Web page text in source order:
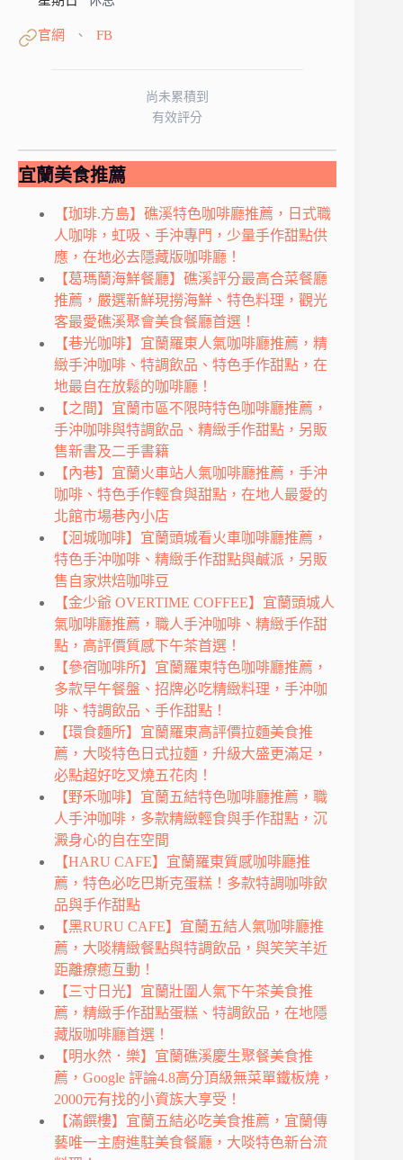
官網 、 FB
尚未累積到
有效評分
宜蘭美食推薦
【珈琲.方島】礁溪特色咖啡廳推薦，日式職
人咖啡，虹吸、手沖專門，少量手作甜點供
應，在地必去隱藏版咖啡廳！
【葛瑪蘭海鮮餐廳】礁溪評分最高合菜餐廳
推薦，嚴選新鮮現撈海鮮、特色料理，觀光
客最愛礁溪聚會美食餐廳首選！
【巷光咖啡】宜蘭羅東人氣咖啡廳推薦，精
緻手沖咖啡、特調飲品、特色手作甜點，在
地最自在放鬆的咖啡廳！
【之間】宜蘭市區不限時特色咖啡廳推薦，
手沖咖啡與特調飲品、精緻手作甜點，另販
售新書及二手書籍
【內巷】宜蘭火車站人氣咖啡廳推薦，手沖
咖啡、特色手作輕食與甜點，在地人最愛的
北館市場巷內小店
【洄城咖啡】宜蘭頭城看火車咖啡廳推薦，
特色手沖咖啡、精緻手作甜點與鹹派，另販
售自家烘焙咖啡豆
【金少爺 OVERTIME COFFEE】宜蘭頭城人
氣咖啡廳推薦，職人手沖咖啡、精緻手作甜
點，高評價質感下午茶首選！
【參宿咖啡所】宜蘭羅東特色咖啡廳推薦，
多款早午餐盤、招牌必吃精緻料理，手沖咖
啡、特調飲品、手作甜點！
【環食麵所】宜蘭羅東高評價拉麵美食推
薦，大啖特色日式拉麵，升級大盛更滿足，
必點超好吃叉燒五花肉！
【野禾咖啡】宜蘭五結特色咖啡廳推薦，職
人手沖咖啡，多款精緻輕食與手作甜點，沉
澱身心的自在空間
【HARU CAFE】宜蘭羅東質感咖啡廳推
薦，特色必吃巴斯克蛋糕！多款特調咖啡飲
品與手作甜點
【黑RURU CAFE】宜蘭五結人氣咖啡廳推
薦，大啖精緻餐點與特調飲品，與笑笑羊近
距離療癒互動！
【三寸日光】宜蘭壯圍人氣下午茶美食推
薦，精緻手作甜點蛋糕、特調飲品，在地隱
藏版咖啡廳首選！
【明水然．樂】宜蘭礁溪慶生聚餐美食推
薦，Google 評論4.8高分頂級無菜單鐵板燒，
2000元有找的小資族大享受！
【滿饌樓】宜蘭五結必吃美食推薦，宜蘭傳
藝唯一主廚進駐美食餐廳，大啖特色新台流